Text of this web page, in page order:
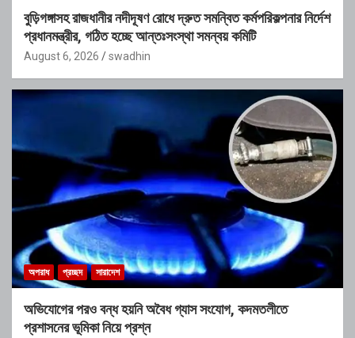
বুড়িগঙ্গাসহ রাজধানীর নদীদূষণ রোধে দ্রুত সমন্বিত কর্মপরিকল্পনার নির্দেশ
প্রধানমন্ত্রীর, গঠিত হচ্ছে আন্তঃসংস্থা সমন্বয় কমিটি
August 6, 2026 swadhin
অপরাধ প্রচ্ছদ সারাদেশ
অভিযোগের পরও বন্ধ হয়নি অবৈধ গ্যাস সংযোগ, কদমতলীতে
প্রশাসনের ভূমিকা নিয়ে প্রশ্ন